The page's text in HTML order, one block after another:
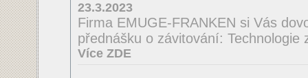
23.3.2023
Firma EMUGE-FRANKEN si Vás
přednášku o závitování: Technologie
Více ZDE